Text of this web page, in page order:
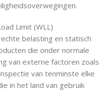
Limit (WLL)
belasting en statisch
die onder normale
van externe factoren zoals
van tenminste elke
in het land van gebruik